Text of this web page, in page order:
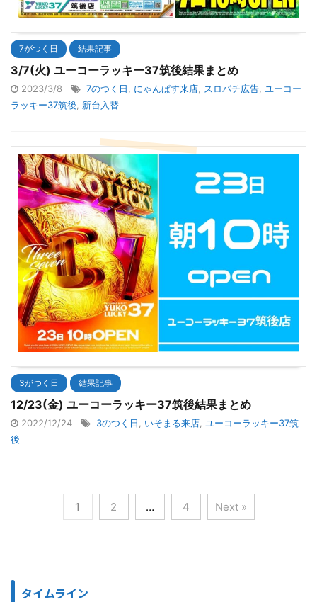
7がつく日 結果記事
3/7(火) ユーコーラッキー37筑後結果まとめ
2023/3/8 7のつく日 にゃんぱす来店 スロパチ広告 ユーコー
ラッキー37筑後
新台入替
3がつく日 結果記事
12/23(金) ユーコーラッキー37筑後結果まとめ
2022/12/24 3のつく日 いそまる来店 ユーコーラッキー37筑
後
1 2 … 4 Next »
タイムライン